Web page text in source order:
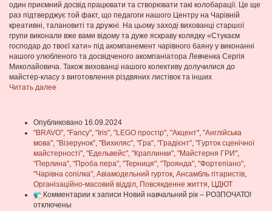
один приємний досвід працювати та створювати такі колобарації. Це ще
раз підтверджує той факт, що педагоги нашого Центру на Чарівній
креативні, талановиті та дружні. На цьому заході вихованці старшої
групи виконали вже вами відому та дуже яскраву колядку «Стукаєм
господар до твоєї хати» під акомпанемент чарівного баяну у виконанні
нашого улюбленого та досвідченого акомпаніатора Левченка Сергія
Миколайовича. Також вихованці нашого колективу долучилися до
майстер-класу з виготовлення різдвяних листівок та інших
Читать далее
Опубликовано 16.09.2024
"BRAVO", "Fancy", "Iris", "LEGO простір", "Акцент", "Англійська
мова", "Візерунок", "Вихиляс", "Гра", "Градієнт", "Гурток сценічної
майстерності", "Едельвейс", "Краплинки", "Майстерня ГРИ",
"Перлина", "Проба пера", "Терниця", "Троянда", "Фортепіано",
"Чарівна сопілка", Авіамодельний гурток, Ансамбль гітаристів,
Організаційно-масовий відділ, Повсякденне життя, ЦДЮТ
Комментарии к записи Новий навчальний рік – РОЗПОЧАТО!
отключены